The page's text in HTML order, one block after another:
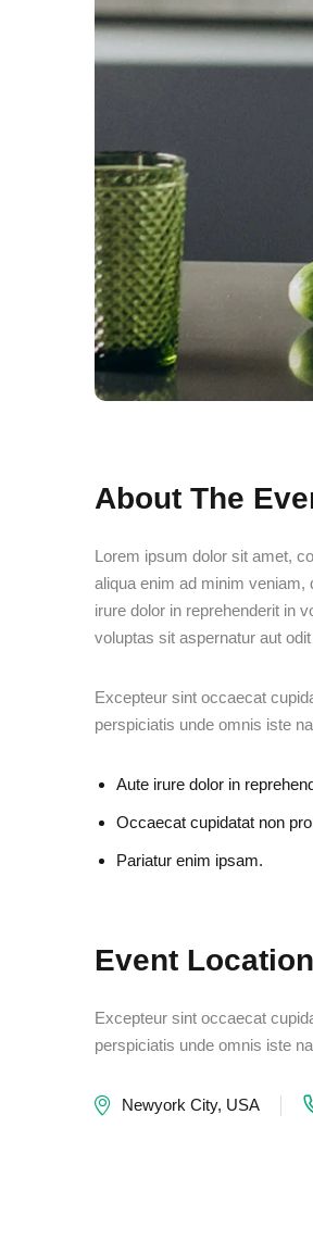
About The
Lorem ipsum dolor sit amet,
aliqua enim ad minim
irure dolor in reprehenderit in
voluptas sit aspernatur aut
Excepteur sint occaecat
perspiciatis unde omnis iste
Aute irure dolor in
Occaecat cupidatat non
Pariatur enim ipsam.
Event Location
Excepteur sint occaecat
perspiciatis unde omnis iste
Newyork City, USA